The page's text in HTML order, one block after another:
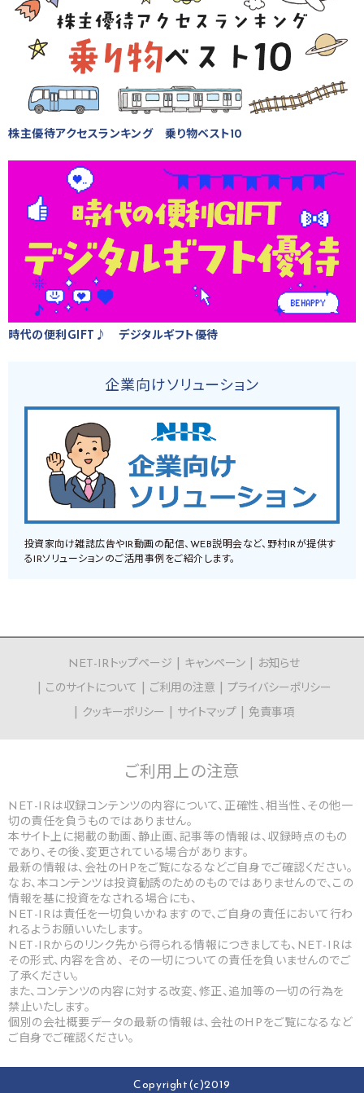
株主優待アクセスランキング 乗り物ベスト10
時代の便利GIFT♪ デジタルギフト優待
企業向けソリューション
投資家向け雑誌広告やIR動画の配信、WEB説明会など、野村IRが提供す
るIRソリューションのご活用事例をご紹介します。
NET-IRトップページ キャンペーン
お知らせ
このサイトについて
ご利用の注意
プライバシーポリシー
クッキーポリシー
サイトマップ 免責事項
ご利用上の注意
NET-IRは収録コンテンツの内容について、正確性、相当性、その他一
切の責任を負うものではありません。
本サイト上に掲載の動画、静止画、記事等の情報は、収録時点のもの
であり、その後、変更されている場合があります。
最新の情報は、会社のHPをご覧になるなどご自身でご確認ください。
なお、本コンテンツは投資勧誘のためのものではありませんので、この
情報を基に投資をなされる場合にも、
NET-IRは責任を一切負いかねますので、ご自身の責任において行わ
れるようお願いいたします。
NET-IRからのリンク先から得られる情報につきましても、NET-IRは
その形式、内容を含め、 その一切についての責任を負いませんのでご
了承ください。
また、コンテンツの内容に対する改変、修正、追加等の一切の行為を
禁止いたします。
個別の会社概要データの最新の情報は、会社のHPをご覧になるなど
ご自身でご確認ください。
Copyright(c)2019